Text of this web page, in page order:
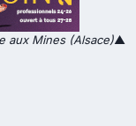
aux Mines (Alsace)▲